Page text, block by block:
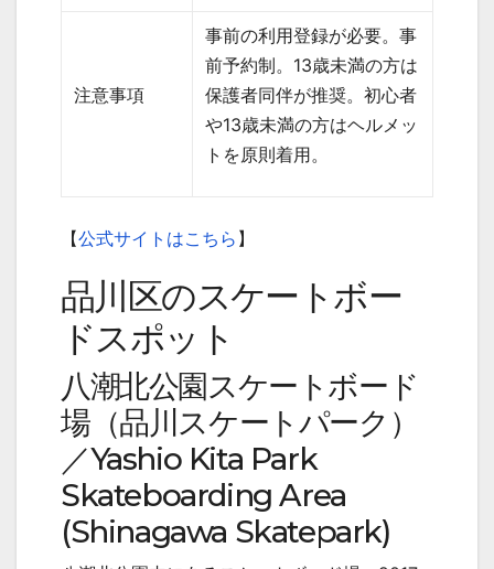
注意事項
事前の利用登録が必要。事
前予約制。 13歳未満の方は
保護者同伴が推奨。初心者
や13歳未満の方はヘルメッ
トを原則着用。
【公式サイトはこちら 】
品川区のスケートボー
ドスポット
八潮北公園スケートボード
場（品川スケートパーク）
／Yashio Kita Park
Skateboarding Area
(Shinagawa Skatepark)